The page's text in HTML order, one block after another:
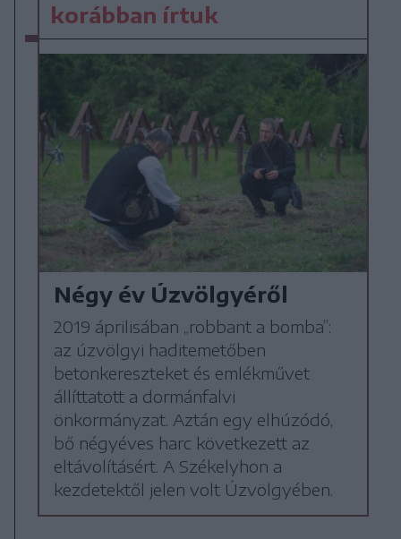
korábban írtuk
Négy év Úzvölgyéről
2019 áprilisában „robbant a bomba”:
az úzvölgyi haditemetőben
betonkereszteket és emlékművet
állíttatott a dormánfalvi
önkormányzat. Aztán egy elhúzódó,
bő négyéves harc következett az
eltávolításért. A Székelyhon a
kezdetektől jelen volt Úzvölgyében.